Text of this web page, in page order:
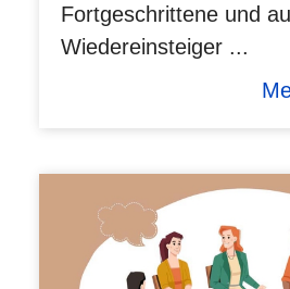
Fortgeschrittene und
Wiedereinsteiger ...